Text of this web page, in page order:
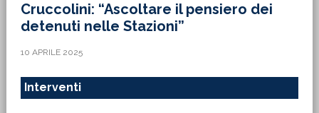
Cruccolini: “Ascoltare il pensiero dei
detenuti nelle Stazioni”
10 APRILE 2025
Interventi